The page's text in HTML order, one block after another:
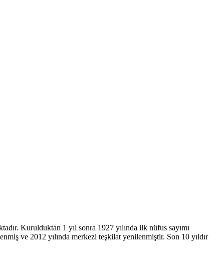
Kurulduktan 1 yıl sonra 1927 yılında ilk nüfus sayımı
ve 2012 yılında merkezi teşkilat yenilenmiştir. Son 10 yıldır